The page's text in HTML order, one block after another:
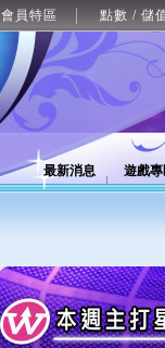
會員特區 點數 / 儲
最新消息 遊戲